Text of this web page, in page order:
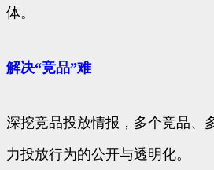
体。
解决“竞品”难
深挖竞品投放情报，多个竞品、
力投放行为的公开与透明化。